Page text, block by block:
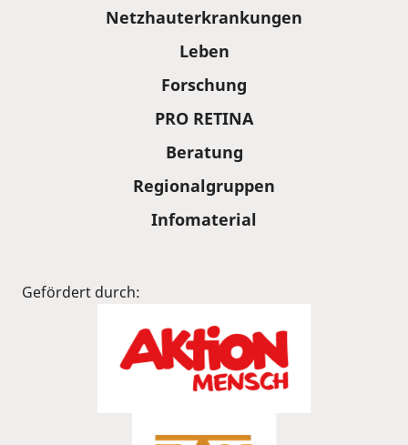
Netzhauterkrankungen
Leben
Forschung
PRO RETINA
Beratung
Regionalgruppen
Infomaterial
Gefördert durch: